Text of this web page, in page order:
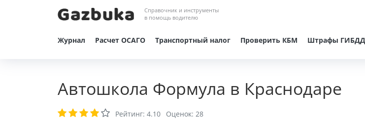
Справочник и инструменты
в помощь водителю
Журнал Расчет ОСАГО Транспортный налог Проверить КБМ Штрафы ГИБДД
Автошкола Формула в Краснодаре
Рейтинг: 4.10 Оценок: 28